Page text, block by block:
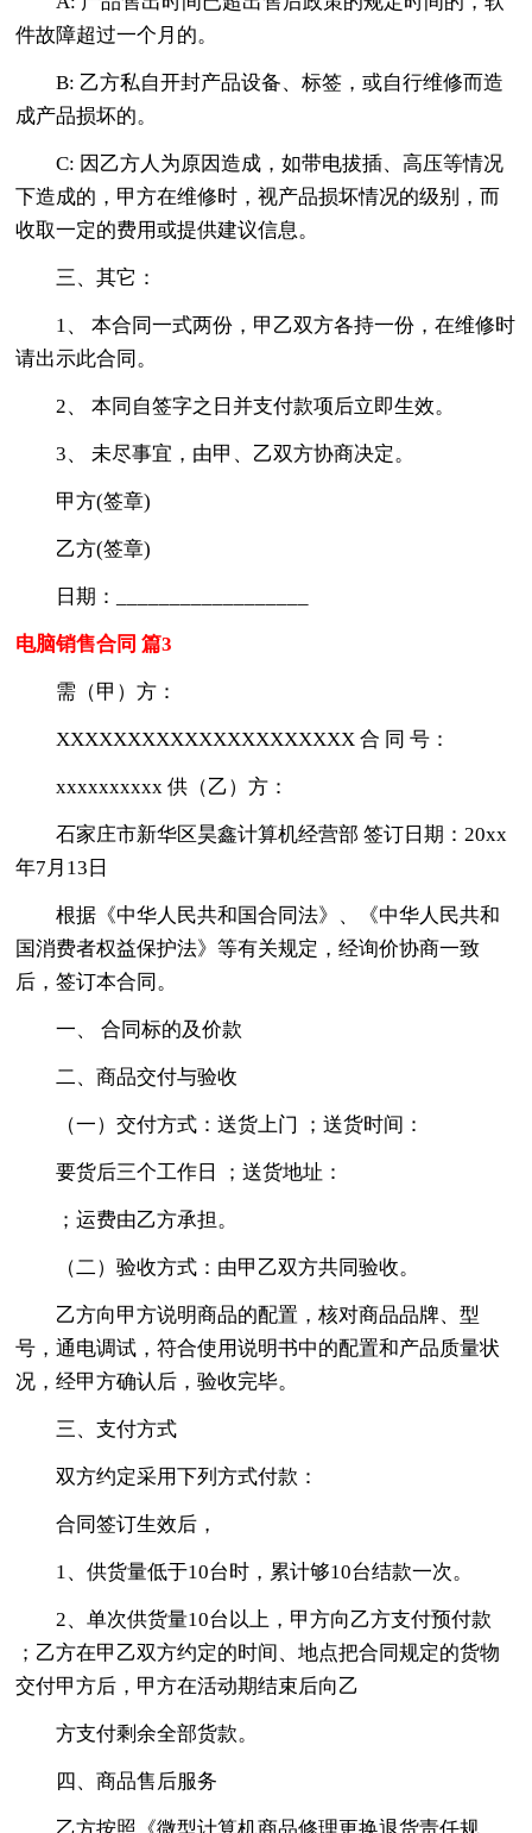
件故障超过一个月的。
B: 乙方私自开封产品设备、标签，或自行维修而造
成产品损坏的。
C: 因乙方人为原因造成，如带电拔插、高压等情况
下造成的，甲方在维修时，视产品损坏情况的级别，而
收取一定的费用或提供建议信息。
三、其它：
1、 本合同一式两份，甲乙双方各持一份，在维修时
请出示此合同。
2、 本同自签字之日并支付款项后立即生效。
3、 未尽事宜，由甲、乙双方协商决定。
甲方(签章)
乙方(签章)
日期：__________________
电脑销售合同 篇3
需（甲）方：
XXXXXXXXXXXXXXXXXXXXX 合 同 号：
xxxxxxxxxx 供（乙）方：
石家庄市新华区昊鑫计算机经营部 签订日期：20xx
年7月13日
根据《中华人民共和国合同法》、《中华人民共和
国消费者权益保护法》等有关规定，经询价协商一致
后，签订本合同。
一、 合同标的及价款
二、商品交付与验收
（一）交付方式：送货上门 ；送货时间：
要货后三个工作日 ；送货地址：
；运费由乙方承担。
（二）验收方式：由甲乙双方共同验收。
乙方向甲方说明商品的配置，核对商品品牌、型
号，通电调试，符合使用说明书中的配置和产品质量状
况，经甲方确认后，验收完毕。
三、支付方式
双方约定采用下列方式付款：
合同签订生效后，
1、供货量低于10台时，累计够10台结款一次。
2、单次供货量10台以上，甲方向乙方支付预付款
；乙方在甲乙双方约定的时间、地点把合同规定的货物
交付甲方后，甲方在活动期结束后向乙
方支付剩余全部货款。
四、商品售后服务
乙方按照《微型计算机商品修理更换退货责任规